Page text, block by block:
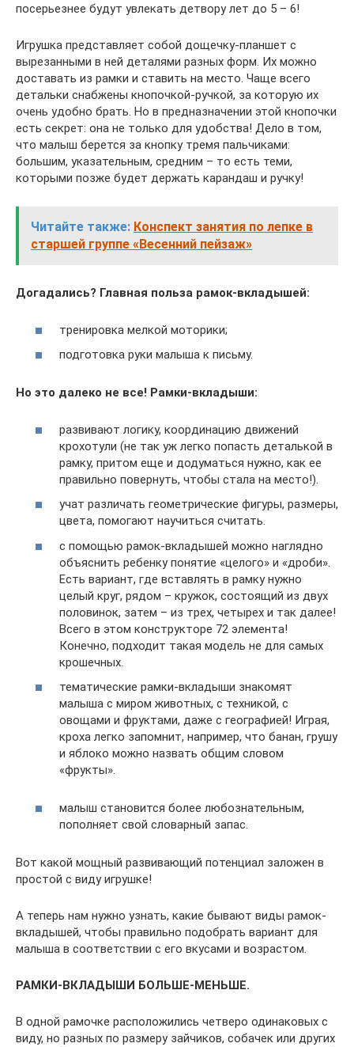
посерьезнее будут увлекать детвору лет до 5 – 6!
Игрушка представляет собой дощечку-планшет с
вырезанными в ней деталями разных форм. Их можно
доставать из рамки и ставить на место. Чаще всего
детальки снабжены кнопочкой-ручкой, за которую их
очень удобно брать. Но в предназначении этой кнопочки
есть секрет: она не только для удобства! Дело в том,
что малыш берется за кнопку тремя пальчиками:
большим, указательным, средним – то есть теми,
которыми позже будет держать карандаш и ручку!
Читайте также: Конспект занятия по лепке в
старшей группе «Весенний пейзаж»
Догадались? Главная польза рамок-вкладышей:
тренировка мелкой моторики;
подготовка руки малыша к письму.
Но это далеко не все! Рамки-вкладыши:
развивают логику, координацию движений
крохотули (не так уж легко попасть деталькой в
рамку, притом еще и додуматься нужно, как ее
правильно повернуть, чтобы стала на место!).
учат различать геометрические фигуры, размеры,
цвета, помогают научиться считать.
с помощью рамок-вкладышей можно наглядно
объяснить ребенку понятие «целого» и «дроби».
Есть вариант, где вставлять в рамку нужно
целый круг, рядом – кружок, состоящий из двух
половинок, затем – из трех, четырех и так далее!
Всего в этом конструкторе 72 элемента!
Конечно, подходит такая модель не для самых
крошечных.
тематические рамки-вкладыши знакомят
малыша с миром животных, с техникой, с
овощами и фруктами, даже с географией! Играя,
кроха легко запомнит, например, что банан, грушу
и яблоко можно назвать общим словом
«фрукты».
малыш становится более любознательным,
пополняет свой словарный запас.
Вот какой мощный развивающий потенциал заложен в
простой с виду игрушке!
А теперь нам нужно узнать, какие бывают виды рамок-
вкладышей, чтобы правильно подобрать вариант для
малыша в соответствии с его вкусами и возрастом.
РАМКИ-ВКЛАДЫШИ БОЛЬШЕ-МЕНЬШЕ.
В одной рамочке расположились четверо одинаковых с
виду, но разных по размеру зайчиков, собачек или других